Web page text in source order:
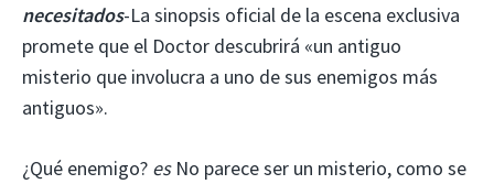
necesitados-La sinopsis oficial de la escena exclusiva
promete que el Doctor descubrirá «un antiguo
misterio que involucra a uno de sus enemigos más
antiguos».
¿Qué enemigo? esNo parece ser un misterio, como se